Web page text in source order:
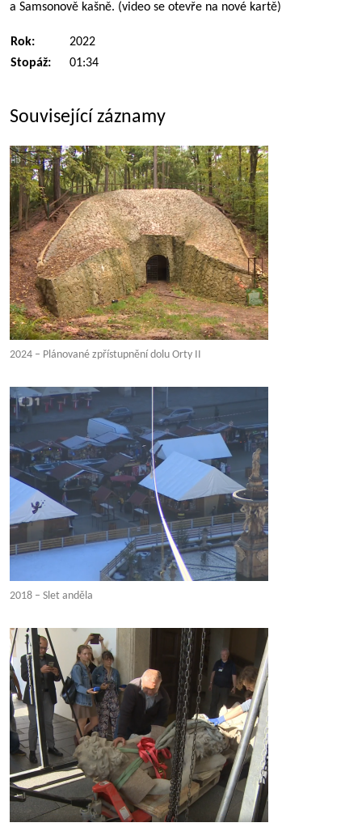
a Samsonově kašně. (video se otevře na nové kartě)
Rok:
2022
Stopáž:
01:34
Související záznamy
2024 – Plánované zpřístupnění dolu Orty II
2018 – Slet anděla